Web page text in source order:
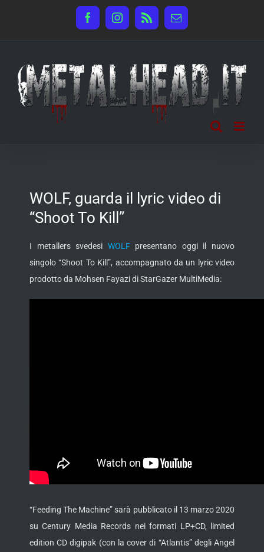
FacebookInstagram
Rss Email
WOLF, guarda il lyric video di
“Shoot To Kill”
I metallers svedesi WOLFpresentano oggi il nuovo
singolo “Shoot To Kill”, accompagnato da un lyric video
prodotto da Mohsen Fayazi di StarGazer MultiMedia:
“Feeding The Machine” sarà pubblicato il 13 marzo 2020
su Century Media Records nei formati LP+CD, limited
edition CD digipak (con la cover di “Atlantis” degli Angel